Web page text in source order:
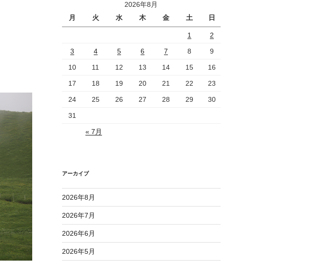
2026年8月
月
火 水 木 金 土 日
1 2
3 4 5 6 7 8 9
10 11 12 13 14 15 16
17 18 19 20 21 22 23
24 25 26 27 28 29 30
31
« 7月
アーカイブ
2026年8月
2026年7月
2026年6月
2026年5月